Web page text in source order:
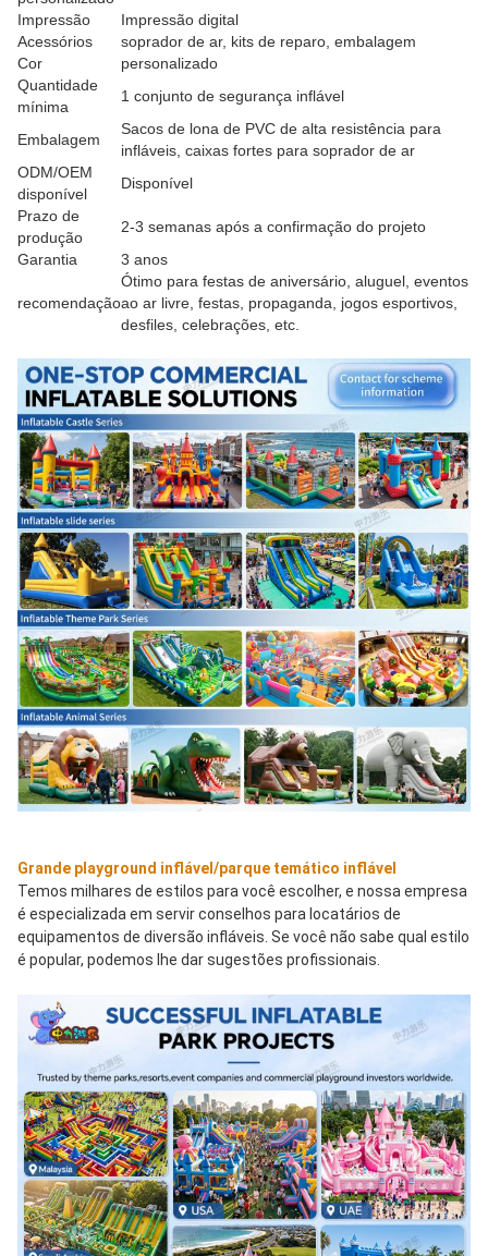
Impressão
Impressão digital
Acessórios
soprador de ar, kits de reparo, embalagem
Cor
personalizado
Quantidade
mínima
1 conjunto de segurança inflável
Embalagem
Sacos de lona de PVC de alta resistência para
infláveis, caixas fortes para soprador de ar
ODM/OEM
disponível
Disponível
Prazo de
produção
2-3 semanas após a confirmação do projeto
Garantia
3 anos
recomendação
Ótimo para festas de aniversário, aluguel, eventos
ao ar livre, festas, propaganda, jogos esportivos,
desfiles, celebrações, etc.
Grande playground inflável/parque temático inflável
Temos milhares de estilos para você escolher, e nossa empresa
é especializada em servir conselhos para locatários de
equipamentos de diversão infláveis. Se você não sabe qual estilo
é popular, podemos lhe dar sugestões profissionais.